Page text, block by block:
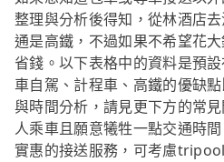
整理與分析後得知，從林酒店
通是高鐵，不過如果不希望花
省錢。以下表格中的資料是預
車自駕、計程車、高鐵的優缺
與時間分析，請見更下方的常
人乘車且願意犧牲一點交通時
實惠的接送服務，可考慮